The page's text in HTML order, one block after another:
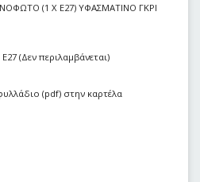
(1 Χ Ε27) ΥΦΑΣΜΑΤΙΝΟ ΓΚΡΙ
(Δεν περιλαμβάνεται)
(pdf) στην καρτέλα